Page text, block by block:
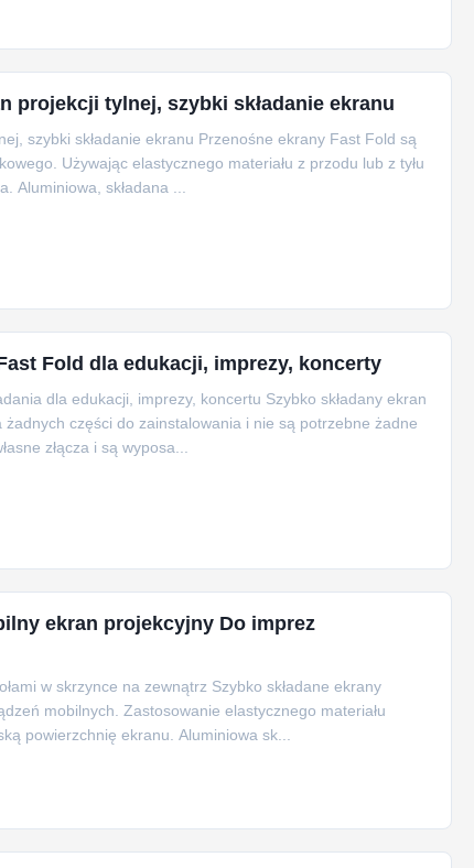
projekcji tylnej, szybki składanie ekranu
szybki składanie ekranu Przenośne ekrany Fast Fold są
Używając elastycznego materiału z przodu lub z tyłu
Aluminiowa, składana ...
Fold dla edukacji, imprezy, koncerty
dla edukacji, imprezy, koncertu Szybko składany ekran
części do zainstalowania i nie są potrzebne żadne
złącza i są wyposa...
ekran projekcyjny Do imprez
w skrzynce na zewnątrz Szybko składane ekrany
mobilnych. Zastosowanie elastycznego materiału
powierzchnię ekranu. Aluminiowa sk...